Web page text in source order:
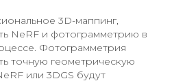
3D-маппинг,
NeRF и фотограмметрию в
Фотограмметрия
точную геометрическую
или 3DGS будут